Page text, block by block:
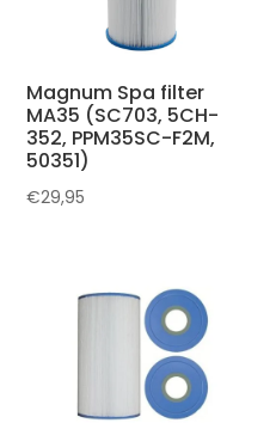
Magnum Spa filter
MA35 (SC703, 5CH-
352, PPM35SC-F2M,
50351)
€29,95